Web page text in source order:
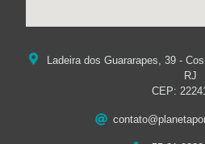
Ladeira dos Guararapes, 39 -
RJ
CEP: